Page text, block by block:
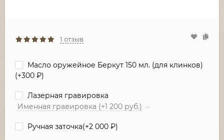
1 отзыв
Масло оружейное Беркут 150 мл. (для клинков)
(+300 ₽)
Лазерная гравировка
Именная гравировка (+1 200 руб.)
Ручная заточка(+2 000 ₽)